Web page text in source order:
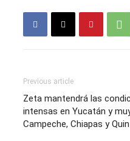
Previous article
Zeta mantendrá las
intensas en Yucatán y
Campeche, Chiapas y